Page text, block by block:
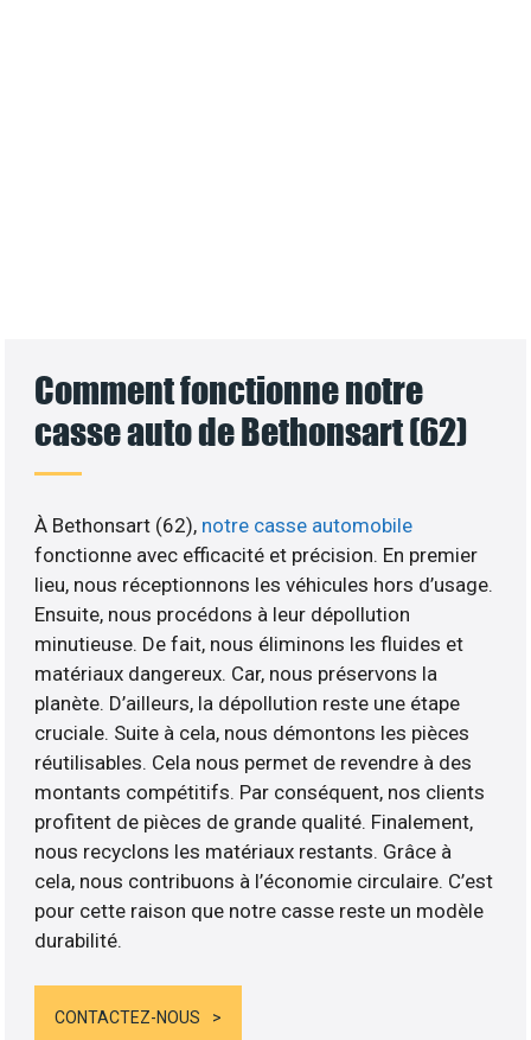
Comment fonctionne notre
casse auto de Bethonsart (62)
À Bethonsart (62), notre casse automobile
fonctionne avec efficacité et précision. En premier
lieu, nous réceptionnons les véhicules hors d’usage.
Ensuite, nous procédons à leur dépollution
minutieuse. De fait, nous éliminons les fluides et
matériaux dangereux. Car, nous préservons la
planète. D’ailleurs, la dépollution reste une étape
cruciale. Suite à cela, nous démontons les pièces
réutilisables. Cela nous permet de revendre à des
montants compétitifs. Par conséquent, nos clients
profitent de pièces de grande qualité. Finalement,
nous recyclons les matériaux restants. Grâce à
cela, nous contribuons à l’économie circulaire. C’est
pour cette raison que notre casse reste un modèle
durabilité.
CONTACTEZ-NOUS